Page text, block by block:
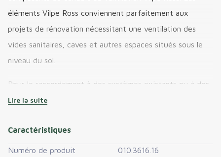
éléments Vilpe Ross conviennent parfaitement aux
projets de rénovation nécessitant une ventilation des
vides sanitaires, caves et autres espaces situés sous le
niveau du sol.
Pour le raccordement à des systèmes existants ou à des
conduits déjà intégrés dans la construction et
composer votre propre configuration de rénovation. Un
adaptateur est toujours nécessaire :
Lire la suite
Caractéristiques
Numéro de produit
010.3616.16